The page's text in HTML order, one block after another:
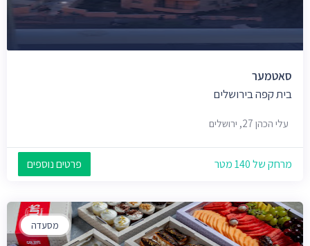
סאטמער
בית קפה בירושלים
עלי הכהן 27, ירושלים
מרחק של 140 מטר פרטים נוספים
מסעדה